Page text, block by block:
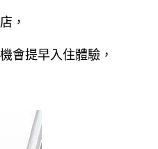
，
會提早入住體驗，